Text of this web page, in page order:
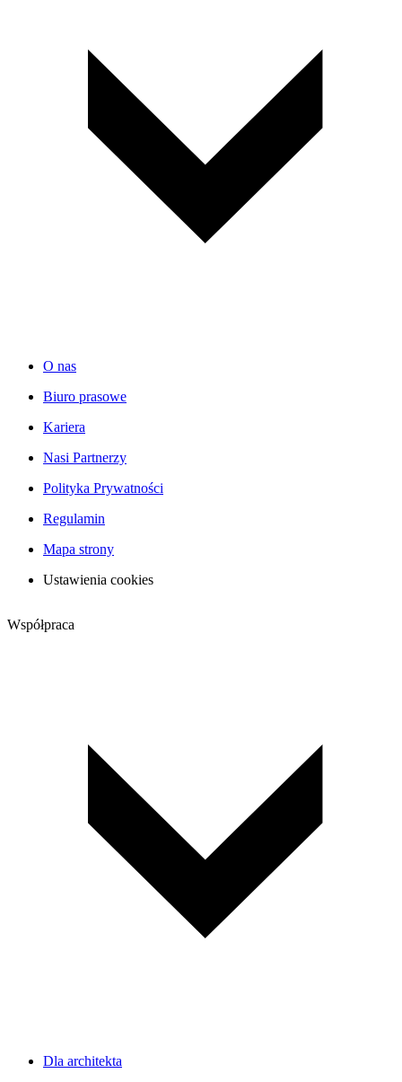
O nas
Biuro prasowe
Kariera
Nasi Partnerzy
Polityka Prywatności
Regulamin
Mapa strony
Ustawienia cookies
Współpraca
Dla architekta